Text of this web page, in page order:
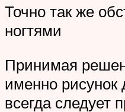
Точно так же
ногтями
Принимая
именно рисунок
всегда следует